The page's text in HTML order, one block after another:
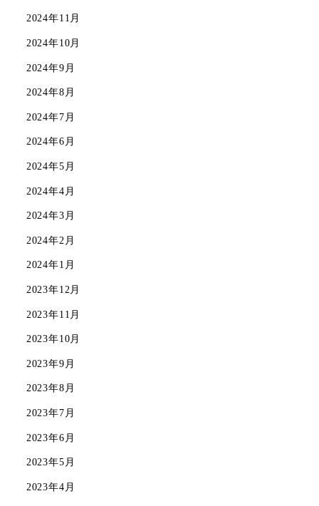
2024年11月
2024年10月
2024年9月
2024年8月
2024年7月
2024年6月
2024年5月
2024年4月
2024年3月
2024年2月
2024年1月
2023年12月
2023年11月
2023年10月
2023年9月
2023年8月
2023年7月
2023年6月
2023年5月
2023年4月